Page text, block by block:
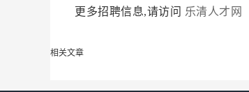
更多招聘信息,请访问 乐清人才网
相关文章